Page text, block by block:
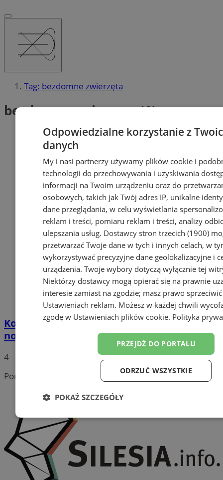
Tag: bezdomne zwierzęta
bezdomne zwierzęta (1)
Koty z Katowic zyskują nowy dom. Otwarto
nowoczesny pawilon w schronisku!
4
Portal należy do sieci
Odpowiedzialne korzystanie z
danych
My i nasi partnerzy używamy plików cookie i
technologii do przechowywania i uzyskiwania
informacji na Twoim urządzeniu oraz do
osobowych, takich jak Twój adres IP, unikalne
dane przeglądania, w celu wyświetlania
reklam i treści, pomiaru reklam i treści, analizy
ulepszania usług. Dostawcy stron trzecich (1900)
przetwarzać Twoje dane w tych i innych celach, w
wykorzystywać precyzyjne dane geolokalizacyjne i
urządzenia. Twoje wybory dotyczą wyłącznie tej
Niektórzy dostawcy mogą opierać się na prawnie
interesie zamiast na zgodzie; masz prawo
Ustawieniach reklam. Możesz w każdej chwili
zgodę w Ustawieniach plików cookie. Polityka
PRZEJDŹ DO PORTALU
ODRZUĆ WSZYSTKIE
POKAŻ SZCZEGÓŁY
Niezbędne Wydajność Targetowanie
Niesklasyfikowane